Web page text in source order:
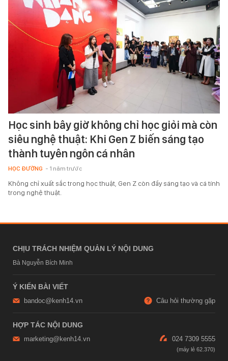
Học sinh bây giờ không chỉ học giỏi mà còn
siêu nghệ thuật: Khi Gen Z biến sáng tạo
thành tuyên ngôn cá nhân
HỌC ĐƯỜNG - 1 năm trước
Không chỉ xuất sắc trong học thuật, Gen Z còn đầy sáng tạo và cá tính
trong nghệ thuật.
CHỊU TRÁCH NHIỆM QUẢN LÝ NỘI DUNG
Bà Nguyễn Bích Minh
Ý KIẾN BÀI VIẾT
bandoc@kenh14.vn Câu hỏi thường gặp
HỢP TÁC NỘI DUNG
marketing@kenh14.vn 024 7309 5555